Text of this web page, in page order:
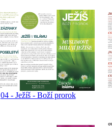
04 - Ježíš - Boží prorok